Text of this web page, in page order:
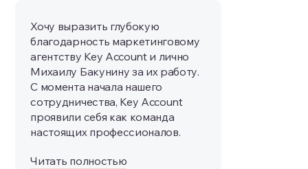
Хочу выразить глубокую
благодарность маркетинговому
агентству Key Account и лично
Михаилу Бакунину за их работу.
С момента начала нашего
сотрудничества, Key Account
проявили себя как команда
настоящих профессионалов.
Читать полностью